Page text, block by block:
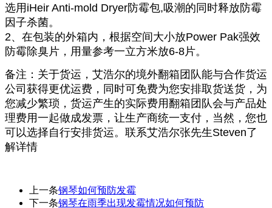
选用iHeir Anti-mold Dryer防霉包,吸潮的同时释放防霉
因子杀菌。
2、在包装的外箱内，根据空间大小放Power Pak强效
防霉除臭片，用量参考一立方米放6-8片。
备注：关于货运，艾浩尔的境外翻箱团队能与合作货运
公司获得更优运费，同时可免费为您安排取货送货，为
您减少繁琐，货运产生的实际费用翻箱团队会与产品处
理费用一起做成发票，让生产商统一支付，当然，您也
可以选择自行安排货运。联系艾浩尔张先生Steven了
解详情
上一条钢琴如何预防发霉
下一条钢琴在雨季出现发霉情况如何预防